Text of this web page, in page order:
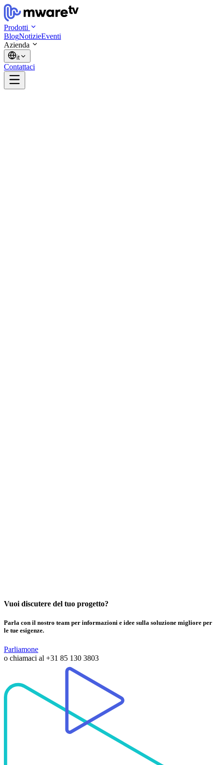
Prodotti
BlogNotizieEventi
Azienda
it
Contattaci
Read more articles about casting here.
Vuoi discutere del tuo progetto?
Parla con il nostro team per informazioni e idee sulla soluzione migliore per
le tue esigenze.
Parliamone
o chiamaci al +31 85 130 3803